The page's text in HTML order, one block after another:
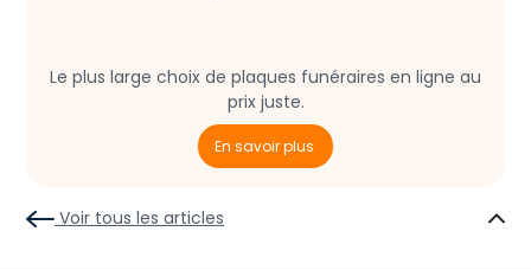
Le plus large choix de plaques funéraires en ligne au
prix juste.
En savoir plus
Voir tous les articles